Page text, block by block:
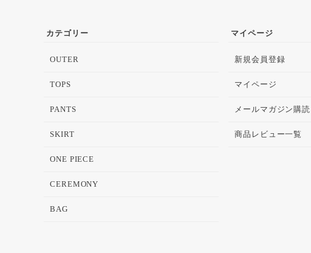
カテゴリー
OUTER
TOPS
PANTS
SKIRT
ONE PIECE
CEREMONY
BAG
マイページ
新規会員登録
マイページ
メールマガジン購読
商品レビュー一覧